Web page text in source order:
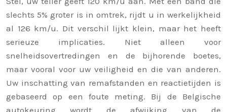
slechts 5% groter is in omtrek, rijdt u in werkelijkheid
al 126 km/u. Dit verschil lijkt klein, maar het heeft
serieuze implicaties. Niet alleen voor
snelheidsovertredingen en de bijhorende boetes,
maar vooral voor uw veiligheid en die van anderen.
Uw inschatting van remafstanden en reactietijden is
gebaseerd op een foute meting. Bij de Belgische
autokeuring wordt de afwijking van de